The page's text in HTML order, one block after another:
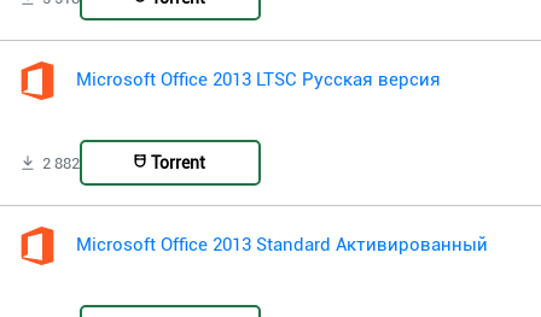
Microsoft Office 2013 LTSC Русская версия
2 882 Torrent
Microsoft Office 2013 Standard Активированный